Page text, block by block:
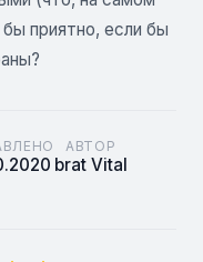
приятно, если бы
АВТОР
brat Vital